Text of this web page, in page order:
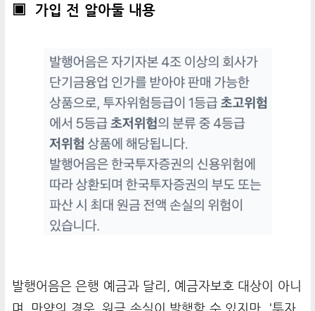
▣ 가입 전 알아둘 내용
발행어음은 은행 예금과 달리, 예금자보호 대상이 아니
며, 만약의 경우, 원금 손실이 발행할 수 있지만, '투자